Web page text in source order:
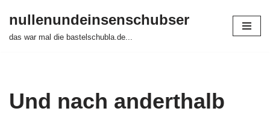
Zum
nullenundeinsenschubser
das war mal die bastelschubla.de...
Und nach anderthalb